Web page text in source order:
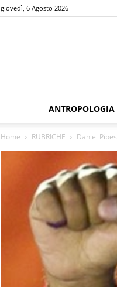
giovedì, 6 Agosto 2026
ANTROPOLOGIA
Home RUBRICHE Daniel Pipes